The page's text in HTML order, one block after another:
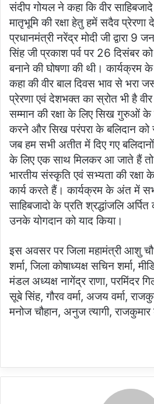
संदीप गोयल ने कहा कि वीर
मातृभूमि की रक्षा हेतु हमें सदैव प्रेरणा
प्रधानमंत्री नरेंद्र मोदी जी द्वारा 9
सिंह जी प्रकाश पर्व पर 26 दिसंबर
बनाने की घोषणा की थी। कार्यक्रम
कहा की वीर बाल दिवस भाव से
प्रेरणा एवं देशभक्त का स्रोत भी है
सम्मान की रक्षा के लिए सिख गुरुओं के
करने और सिख परंपरा के बलिदान को
जब हम सभी अतीत में दिए गए
के लिए एक साथ मिलकर आ जाते हैं तो
भारतीय संस्कृति एवं सभ्यता की रक्षा
कार्य करते हैं। कार्यक्रम के अंत में
साहिबजादो के प्रति श्रद्धांजलि
उनके योगदान को याद किया।
इस अवसर पर जिला महामंत्री आशु
शर्मा, जिला कोषाध्यक्ष सचिन शर्मा,
मंडल अध्यक्ष नागेंद्र राणा, परमिंदर
सूबे सिंह, गौरव वर्मा, अजय वर्मा,
मनोज चौहान, अनुज त्यागी, राजकुमार